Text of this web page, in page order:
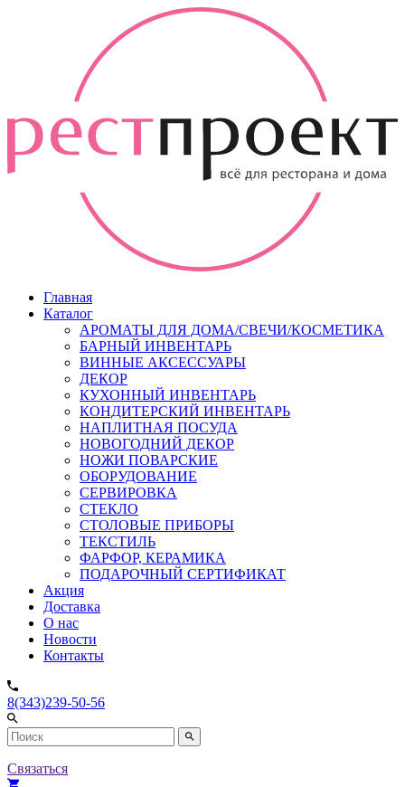
Главная
Каталог
АРОМАТЫ ДЛЯ ДОМА/СВЕЧИ/КОСМЕТИКА
БАРНЫЙ ИНВЕНТАРЬ
ВИННЫЕ АКСЕССУАРЫ
ДЕКОР
КУХОННЫЙ ИНВЕНТАРЬ
КОНДИТЕРСКИЙ ИНВЕНТАРЬ
НАПЛИТНАЯ ПОСУДА
НОВОГОДНИЙ ДЕКОР
НОЖИ ПОВАРСКИЕ
ОБОРУДОВАНИЕ
СЕРВИРОВКА
СТЕКЛО
СТОЛОВЫЕ ПРИБОРЫ
ТЕКСТИЛЬ
ФАРФОР, КЕРАМИКА
ПОДАРОЧНЫЙ СЕРТИФИКАТ
Акция
Доставка
О нас
Новости
Контакты
8(343)239-50-56
Связаться